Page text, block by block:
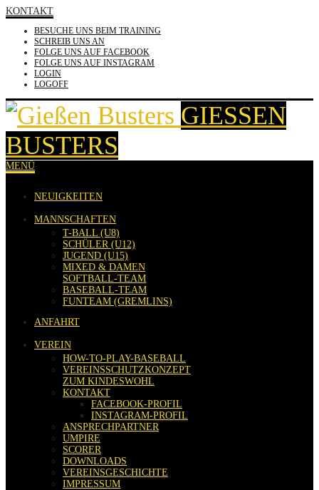
KONTAKT
BESUCHE UNS BEIM TRAINING
SCHREIB UNS AN
FOLGE UNS AUF FACEBOOK
FOLGE UNS AUF INSTAGRAM
LOGIN
LOGOFF
GIESSEN B
USTERS
MENÜ
NEUIGKEITEN
MANNSCHAFTEN
T-BALL (U8)
SCHÜLER (U12)
JUGEND (U15)
MIXED & DAMEN
SOFTBALL-TEAM
BASEBALL-TEAM
FUNTEAM (GREMLINS)
ANFAHRT
VEREIN
HOW-TO-PLAY-BASEBALL
VEREINSSCHUTZKONZEPT
ZUM KINDESWOHL
KONTAKT
FACEBOOK-PROFIL
INSTAGRAM-PROFIL
ANSPRECHPARTNER
UMPIRE
SCORER
DOWNLOADS
VEREINSGESCHICHTE
IMPRESSUM